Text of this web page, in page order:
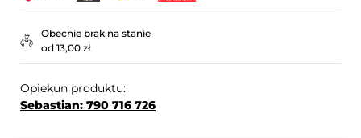
Obecnie brak na stanie
od 13,00 zł
Opiekun produktu:
Sebastian: 790 716 726